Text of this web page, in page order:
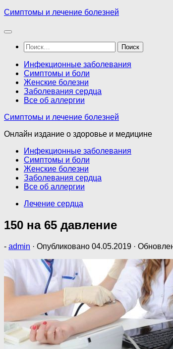
Перейти
содержимому
Симптомы и лечение болезней
Найти:
Инфекционные заболевания
Симптомы и боли
Женские болезни
Заболевания сердца
Все об аллергии
Симптомы и лечение болезней
Онлайн издание о здоровье и медицине
Инфекционные заболевания
Симптомы и боли
Женские болезни
Заболевания сердца
Все об аллергии
Лечение сердца
150 на 65 давление
- admin · Опубликовано 04.05.2019 ·